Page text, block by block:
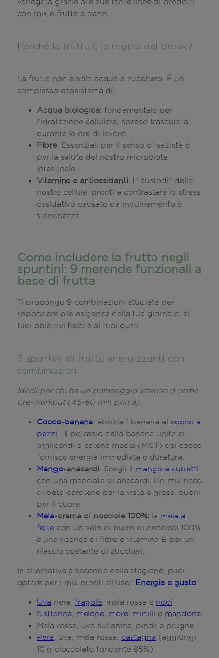
con mix e frutta a pezzi.
Perché la frutta è la regina del break?
La frutta non è solo acqua e zucchero. È un
complesso ecosistema di:
Acqua biologica: fondamentale per
l'idratazione cellulare, spesso trascurata
durante le ore di lavoro.
Fibre: Essenziali per il senso di sazietà e
per la salute del nostro microbiota
intestinale.
Vitamine e antiossidanti: I "custodi" delle
nostre cellule, pronti a contrastare lo stress
ossidativo causato da inquinamento e
stanchezza.
Come includere la frutta negli
spuntini: 9 merende funzionali a
base di frutta
Ti propongo 9 combinazioni studiate per
rispondere alle esigenze della tua giornata, ai
tuoi obiettivi fisici e ai tuoi gusti.
3 spuntini di frutta energizzanti con
combinazioni
Ideali per chi ha un pomeriggio intenso o come
pre-workout (45-60 min prima).
Cocco-banana: abbina 1 banana al cocco a
pezzi. Il potassio della banana unito ai
trigliceridi a catena media (MCT) del cocco
fornisce energia immediata e duratura.
Mango-anacardi: Scegli il mango a cubetti
con una manciata di anacardi. Un mix ricco
di beta-carotene per la vista e grassi buoni
per il cuore.
Mela-crema di nocciole 100%: la mela a
fette con un velo di burro di nocciole 100%
è una ricarica di fibre e vitamina E per un
rilascio costante di zuccheri.
In alternativa a seconda della stagione, puoi
optare per i mix pronti all’uso “ Energia e gusto”
Uva nera, fragole, mela rossa e noci
Nettarine, melone, more, mirtilli e mandorle
Mela rossa, uva sultanina, pinoli e prugne
Pera, uva, mela rossa, castagna (aggiungi
10 g cioccolato fondente 85%)